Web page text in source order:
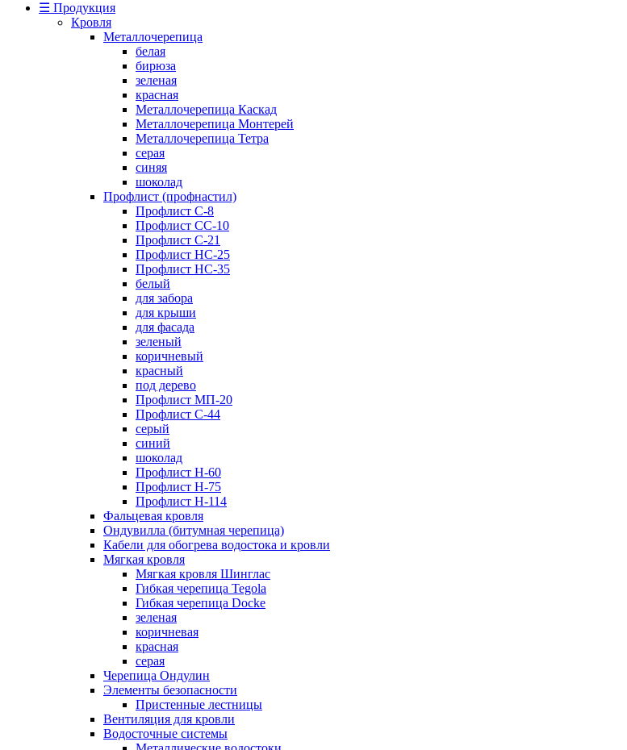
☰ Продукция
Кровля
Металлочерепица
белая
бирюза
зеленая
красная
Металлочерепица Каскад
Металлочерепица Монтерей
Металлочерепица Тетра
серая
синяя
шоколад
Профлист (профнастил)
Профлист С-8
Профлист СС-10
Профлист C-21
Профлист НС-25
Профлист НС-35
белый
для забора
для крыши
для фасада
зеленый
коричневый
красный
под дерево
Профлист МП-20
Профлист С-44
серый
синий
шоколад
Профлист Н-60
Профлист Н-75
Профлист H-114
Фальцевая кровля
Ондувилла (битумная черепица)
Кабели для обогрева водостока и кровли
Мягкая кровля
Мягкая кровля Шинглас
Гибкая черепица Tegola
Гибкая черепица Docke
зеленая
коричневая
красная
серая
Черепица Ондулин
Элементы безопасности
Пристенные лестницы
Вентиляция для кровли
Водосточные системы